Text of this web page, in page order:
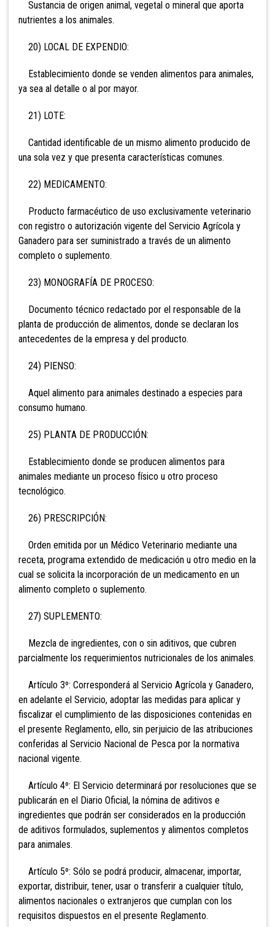
Sustancia de origen animal, vegetal o mineral que aporta
nutrientes a los animales.
20) LOCAL DE EXPENDIO:
Establecimiento donde se venden alimentos para animales,
ya sea al detalle o al por mayor.
21) LOTE:
Cantidad identificable de un mismo alimento producido de
una sola vez y que presenta características comunes.
22) MEDICAMENTO:
Producto farmacéutico de uso exclusivamente veterinario
con registro o autorización vigente del Servicio Agrícola y
Ganadero para ser suministrado a través de un alimento
completo o suplemento.
23) MONOGRAFÍA DE PROCESO:
Documento técnico redactado por el responsable de la
planta de producción de alimentos, donde se declaran los
antecedentes de la empresa y del producto.
24) PIENSO:
Aquel alimento para animales destinado a especies para
consumo humano.
25) PLANTA DE PRODUCCIÓN:
Establecimiento donde se producen alimentos para
animales mediante un proceso físico u otro proceso
tecnológico.
26) PRESCRIPCIÓN:
Orden emitida por un Médico Veterinario mediante una
receta, programa extendido de medicación u otro medio en la
cual se solicita la incorporación de un medicamento en un
alimento completo o suplemento.
27) SUPLEMENTO:
Mezcla de ingredientes, con o sin aditivos, que cubren
parcialmente los requerimientos nutricionales de los animales.
Artículo 3º: Corresponderá al Servicio Agrícola y Ganadero,
en adelante el Servicio, adoptar las medidas para aplicar y
fiscalizar el cumplimiento de las disposiciones contenidas en
el presente Reglamento, ello, sin perjuicio de las atribuciones
conferidas al Servicio Nacional de Pesca por la normativa
nacional vigente.
Artículo 4º: El Servicio determinará por resoluciones que se
publicarán en el Diario Oficial, la nómina de aditivos e
ingredientes que podrán ser considerados en la producción
de aditivos formulados, suplementos y alimentos completos
para animales.
Artículo 5º: Sólo se podrá producir, almacenar, importar,
exportar, distribuir, tener, usar o transferir a cualquier título,
alimentos nacionales o extranjeros que cumplan con los
requisitos dispuestos en el presente Reglamento.